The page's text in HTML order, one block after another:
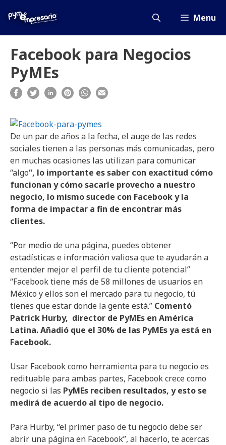
Menu
Facebook para Negocios
PyMEs
De un par de años a la fecha, el auge de las redes
sociales tienen a las personas más comunicadas, pero
en muchas ocasiones las utilizan para comunicar
“algo“, lo importante es saber con exactitud cómo
funcionan y cómo sacarle provecho a nuestro
negocio, lo mismo sucede con Facebook y la
forma de impactar a fin de encontrar más
clientes.
“Por medio de una página, puedes obtener
estadísticas e información valiosa que te ayudarán a
entender mejor el perfil de tu cliente potencial”
“Facebook tiene más de 58 millones de usuarios en
México y ellos son el mercado para tu negocio, tú
tienes que estar donde la gente está.” Comentó
Patrick Hurby, director de PyMEs en América
Latina. Añadió que el 30% de las PyMEs ya está en
Facebook.
Usar Facebook como herramienta para tu negocio es
redituable para ambas partes, Facebook crece como
negocio si las PyMEs reciben resultados, y esto se
medirá de acuerdo al tipo de negocio.
Para Hurby, “el primer paso de tu negocio debe ser
abrir una página en Facebook”, al hacerlo, te acercas